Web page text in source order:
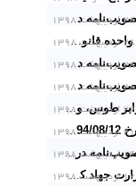
۲۸ اردیبهشت ۱۳۹۸ شماره ۲۱۹۸۷/ت۵۶۴۲۶هـ ۱۳۹۸/۲/۲۸ تصویب‌نامه در خصوص گرایش منطقه ویژه اقتصادی کازرون وزارت امور اقتصادی و دارایی
۲۸ اردیبهشت ۱۳۹۸ آیین‌نامه اجرایی بند (ز) تبصره (۶) ماده واحده قانون بودجه سال ۱۳۹۸شماره ۲۱۹۷۳/ت۵۶۵۴۲هـ ۱۳۹۸/۲/۲۸ وزارت امور اقتصادی و دارایی ـ وزارت نیرو ـ وزارت نفت ـ سازمان برنامه و بودجه کشور
۲۸ اردیبهشت ۱۳۹۸ شماره ۲۱۹۸۰/ت۵۶۴۷۷هـ ۱۳۹۸/۲/۲۸ تصویب‌نامه در خصوص توسعه خدمات عمومی و عمران شهرهای آبادان و خرمشهر
۲۸ اردیبهشت ۱۳۹۸ شماره ۲۱۹۵۷/ت۵۶۵۶۶هـ ۱۳۹۸/۲/۲۸ تصویب‌نامه در خصوص تعیین نصاب معاملات موضوع ماده (۳) قانون برگزاری مناقصات ـ مصوب ۱۳۸۳ـ وزارت امور اقتصادی و دارایی
۲۲ اردیبهشت ۱۳۹۸ فعالیت شرکتهای حمل و نقل دلیران ترابر طوس، و سهند ترابر
۲۱ اردیبهشت ۱۳۹۸ بخشنامه ابلاغیه شماره 94/227372 مورخ 1394/08/12; ابلاغ دستورالعمل اجرایی اعطای تسهیلات اشتغالزایی مددجویان سازمان زندان ها و خانواده آنان موضوع بند “ز” تبصره 16 قانون بودجه سال 1394 کل کشور
۱۴ اردیبهشت ۱۳۹۸ شماره۱۳۲۸۰/ت۵۶۳۳۳هـ ۱۳۹۸/۲/۱۰ تصویب‌نامه در خصوص تعیین کمک هزینه مسکن کارگران مشمول قانون کار از ابتدای فروردین سال ۱۳۹۸
۱۲ اردیبهشت ۱۳۹۸ بخشنامه عدم نیاز به اخذ مجوز قبلی وزارت جهاد کشاورزی در سال 1393 جهت واردات کنجاله سویا وذرت